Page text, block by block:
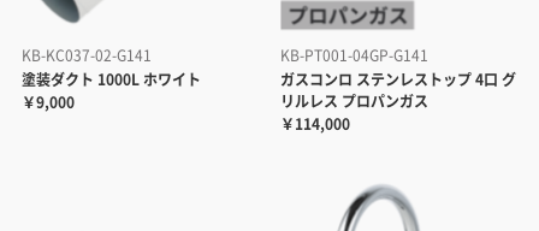
KB-KC037-02-G141
塗装ダクト 1000L ホワイト
￥9,000
KB-PT001-04GP-G141
ガスコンロ ステンレストップ 4口 グ
リルレス プロパンガス
￥114,000